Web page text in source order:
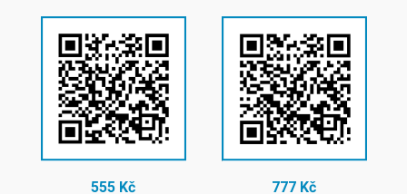
555 Kč 777 Kč